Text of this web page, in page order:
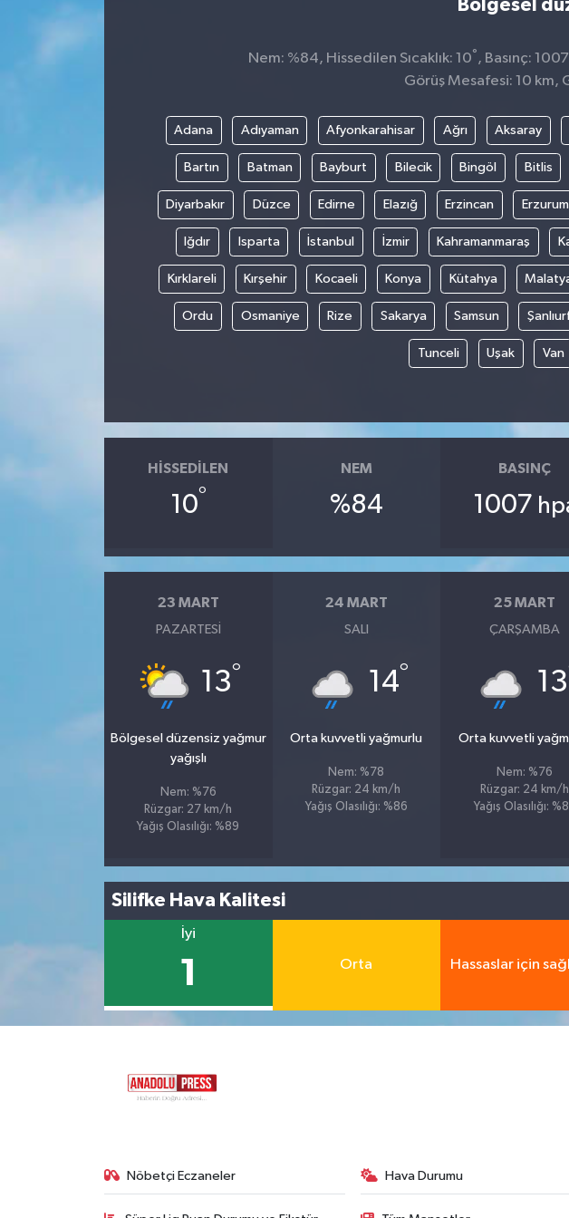
Bölgesel
Nem: %84, Hissedilen Sıcaklık: 10° , Basınç:
Görüş Mesafesi: 10 km,
Adana Adıyaman Afyonkarahisar Ağrı Aksaray
Bartın Batman Bayburt Bilecik Bingöl Bitlis
Diyarbakır Düzce Edirne Elazığ Erzincan Erzurum
Iğdır Isparta İstanbul İzmir Kahramanmaraş
Kırklareli Kırşehir Kocaeli Konya Kütahya
Ordu Osmaniye Rize Sakarya Samsun
Tunceli Uşak Van
HISSEDILEN
10°
NEM
%84
BASINÇ
1007
23 MART
PAZARTESI
13°
Bölgesel düzensiz yağmur
yağışlı
Nem: %76
Rüzgar: 27 km/h
Yağış Olasılığı: %89
24 MART
SALI
14°
Orta kuvvetli yağmurlu
Nem: %78
Rüzgar: 24 km/h
Yağış Olasılığı: %86
25 MART
ÇARŞAMBA
13
Orta kuvvetli
Nem: %76
Rüzgar: 24 km/h
Yağış Olasılığı:
Silifke Hava Kalitesi
İyi
1 Orta Hassaslar için
Nöbetçi Eczaneler Hava Durumu